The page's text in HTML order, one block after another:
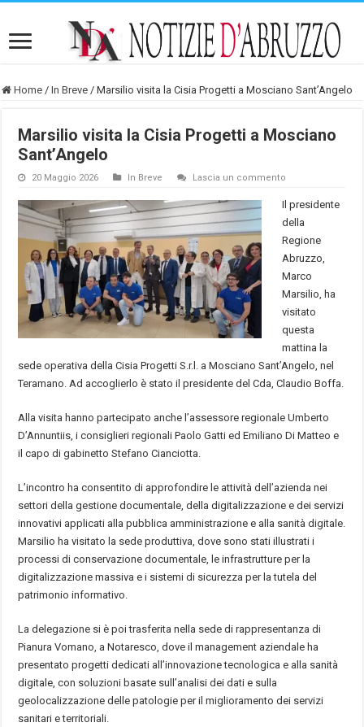
Home / In Breve / Marsilio visita la Cisia Progetti a Mosciano Sant’Angelo
Marsilio visita la Cisia Progetti a Mosciano
Sant’Angelo
20 Maggio 2026 In Breve Lascia un commento
Il presidente
della
Regione
Abruzzo,
Marco
Marsilio, ha
visitato
questa
mattina la
sede operativa della Cisia Progetti S.r.l. a Mosciano Sant’Angelo, nel
Teramano. Ad accoglierlo è stato il presidente del Cda, Claudio Boffa.
Alla visita hanno partecipato anche l’assessore regionale Umberto
D’Annuntiis, i consiglieri regionali Paolo Gatti ed Emiliano Di Matteo e
il capo di gabinetto Stefano Cianciotta.
L’incontro ha consentito di approfondire le attività dell’azienda nei
settori della gestione documentale, della digitalizzazione e dei servizi
innovativi applicati alla pubblica amministrazione e alla sanità digitale.
Marsilio ha visitato la sede produttiva, dove sono stati illustrati i
processi di conservazione documentale, le infrastrutture per la
digitalizzazione massiva e i sistemi di sicurezza per la tutela del
patrimonio informativo.
La delegazione si è poi trasferita nella sede di rappresentanza di
Pianura Vomano, a Notaresco, dove il management aziendale ha
presentato progetti dedicati all’innovazione tecnologica e alla sanità
digitale, con soluzioni basate sull’analisi dei dati e sulla
geolocalizzazione delle patologie per il miglioramento dei servizi
sanitari e territoriali.